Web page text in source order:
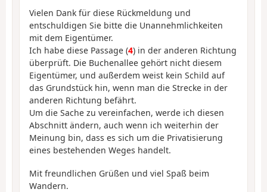
Vielen Dank für diese Rückmeldung und
entschuldigen Sie bitte die Unannehmlichkeiten
mit dem Eigentümer.
Ich habe diese Passage (4) in der anderen Richtung
überprüft. Die Buchenallee gehört nicht diesem
Eigentümer, und außerdem weist kein Schild auf
das Grundstück hin, wenn man die Strecke in der
anderen Richtung befährt.
Um die Sache zu vereinfachen, werde ich diesen
Abschnitt ändern, auch wenn ich weiterhin der
Meinung bin, dass es sich um die Privatisierung
eines bestehenden Weges handelt.
Mit freundlichen Grüßen und viel Spaß beim
Wandern.